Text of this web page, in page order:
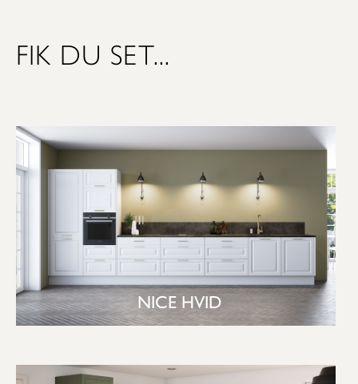
FIK DU SET...
NICE HVID